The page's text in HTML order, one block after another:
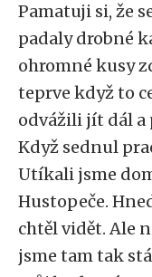
Pamatuji si, že
padaly drobné
ohromné kusy
teprve když to
odvážili jít dál a
Když sednul
Utíkali jsme
Hustopeče.
chtěl vidět. Ale
jsme tam tak